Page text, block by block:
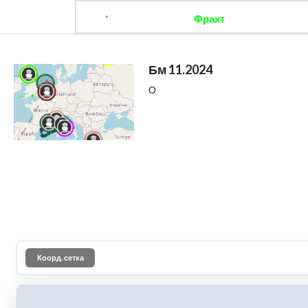
Фрахт
Бм 11.2024
О
Коорд. сетка